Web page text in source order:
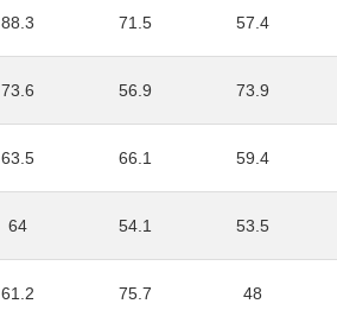
88.3 71.5 57.4
73.6 56.9 73.9
63.5 66.1 59.4
64 54.1 53.5
61.2 75.7 48